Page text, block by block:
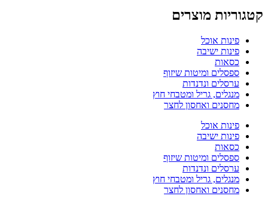
קטגוריות מוצרים
פינות אוכל
פינות ישיבה
כסאות
ספסלים ומיטות שיזוף
ערסלים ונדנדות
מנגלים, גריל ומטבחי חוץ
מחסנים ואחסון לחצר
פינות אוכל
פינות ישיבה
כסאות
ספסלים ומיטות שיזוף
ערסלים ונדנדות
מנגלים, גריל ומטבחי חוץ
מחסנים ואחסון לחצר